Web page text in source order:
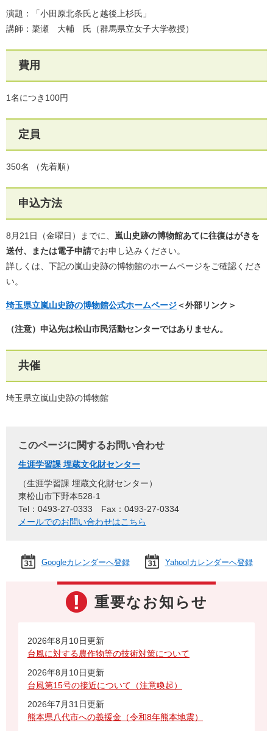
演題：「小田原北条氏と越後上杉氏」
講師：簗瀬 大輔 氏（群馬県立女子大学教授）
費用
1名につき100円
定員
350名 （先着順）
申込方法
8月21日（金曜日）までに、 嵐山史跡の博物館あてに往復はがきを
送付、または電子申請でお申し込みください。
詳しくは、下記の嵐山史跡の博物館のホームページをご確認くださ
い。
埼玉県立嵐山史跡の博物館公式ホームページ＜外部リンク＞
（注意）申込先は松山市民活動センターではありません。
共催
埼玉県立嵐山史跡の博物館
このページに関するお問い合わせ
生涯学習課 埋蔵文化財センター
生涯学習課 埋蔵文化財センター
東松山市下野本528-1
Tel：0493-27-0333
Fax：0493-27-0334
メールでのお問い合わせはこちら
Googleカレンダーへ登録 Yahoo!カレンダーへ登録
重要なお知らせ
2026年8月10日更新
台風に対する農作物等の技術対策について
2026年8月10日更新
台風第15号の接近について（注意喚起）
2026年7月31日更新
熊本県八代市への義援金（令和8年熊本地震）